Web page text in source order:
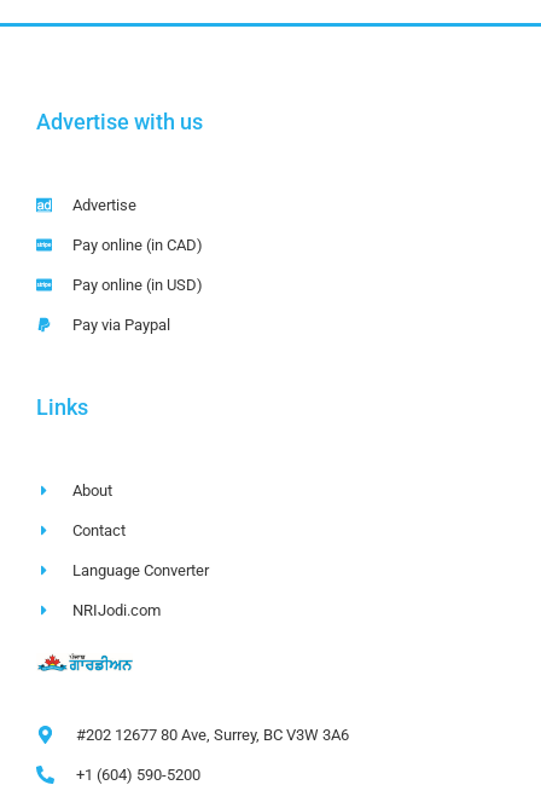
Advertise with us
Advertise
Pay online (in CAD)
Pay online (in USD)
Pay via Paypal
Links
About
Contact
Language Converter
NRIJodi.com
#202 12677 80 Ave, Surrey, BC V3W 3A6
+1 (604) 590-5200